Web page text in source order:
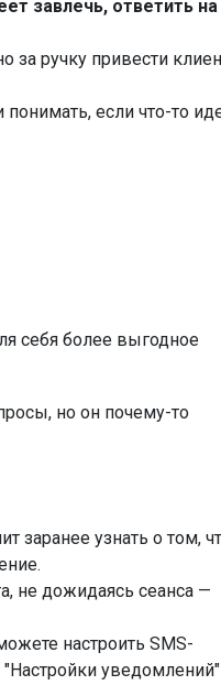
завлечь, ответить на
за ручку привести
если что-то
себя более выгодное
но он почему-то
заранее узнать о том,
не дожидаясь сеанса —
настроить SMS-